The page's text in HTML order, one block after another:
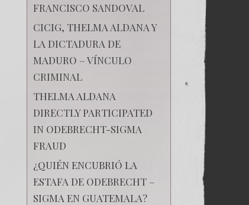
inocentes
para
llegar
trono.
FRANCISCO SANDOVAL
CICIG, THELMA ALDANA Y
LA DICTADURA DE
MADURO – VÍNCULO
CRIMINAL
THELMA ALDANA
DIRECTLY PARTICIPATED
IN ODEBRECHT-SIGMA
FRAUD
¿QUIÉN ENCUBRIÓ LA
ESTAFA DE ODEBRECHT –
SIGMA EN GUATEMALA?